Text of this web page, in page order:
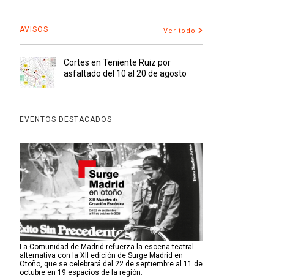
AVISOS Ver todo
Cortes en Teniente Ruiz por
asfaltado del 10 al 20 de agosto
EVENTOS DESTACADOS
La Comunidad de Madrid refuerza la escena teatral
alternativa con la XII edición de Surge Madrid en
Otoño, que se celebrará del 22 de septiembre al 11 de
octubre en 19 espacios de la región.